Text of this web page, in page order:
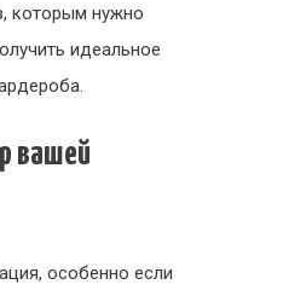
которым нужно
идеальное
вашей
особенно если